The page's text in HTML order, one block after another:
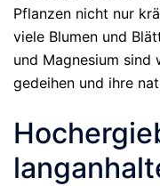
Pflanzen nicht nur
viele Blumen und
und Magnesium
gedeihen und ihre